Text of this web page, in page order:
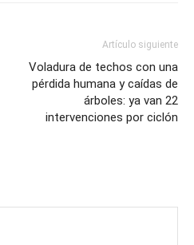
Artículo siguiente
Voladura de techos con una
pérdida humana y caídas de
árboles: ya van 22
intervenciones por ciclón